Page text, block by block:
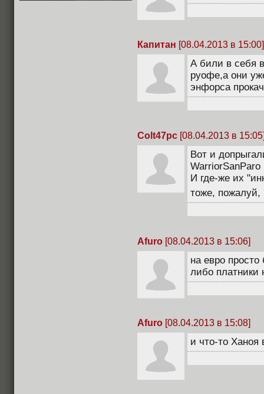
Капитан [08.04.2013 в 15:00]
А били в себя
руофе,а они
энфорса
Colt47pc [08.04.2013 в
Вот и
WarriorSanParo
И где-же их
тоже, пожалуй,
Afuro [08.04.2013 в 15:06]
на евро
либо платники
Afuro [08.04.2013 в 15:08]
и что-то Ханоя